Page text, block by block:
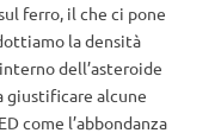
ferro, il che ci pone
la densità
dell’asteroide
giustificare alcune
come l’abbondanza